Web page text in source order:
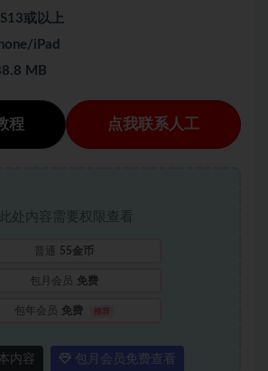
或以上
iPad
MB
程 点我联系人工
此处内容需要权限查看
普通 55金币
包月会员 免费
包年会员 免费 推荐
内容 包月会员免费查看